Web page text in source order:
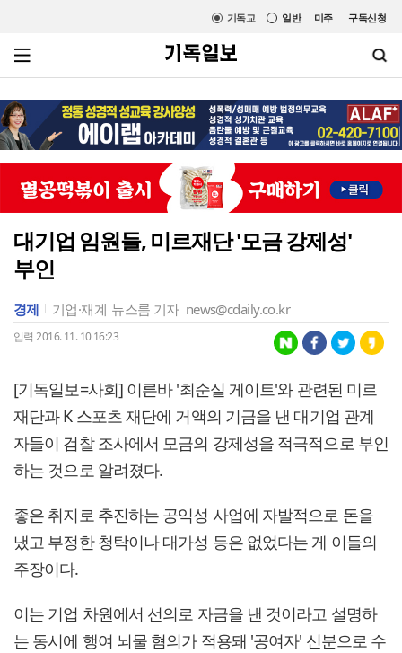
미주 구독신청
일반
기독교
대기업 임원들, 미르재단 '모금 강제성'
부인
경제 기업·재계 뉴스룸 기자 news@cdaily.co.kr
입력 2016. 11. 10 16:23
[기독일보=사회] 이른바 '최순실 게이트'와 관련된 미르
재단과 K 스포츠 재단에 거액의 기금을 낸 대기업 관계
자들이 검찰 조사에서 모금의 강제성을 적극적으로 부인
하는 것으로 알려졌다.
좋은 취지로 추진하는 공익성 사업에 자발적으로 돈을
냈고 부정한 청탁이나 대가성 등은 없었다는 게 이들의
주장이다.
이는 기업 차원에서 선의로 자금을 낸 것이라고 설명하
는 동시에 행여 뇌물 혐의가 적용돼 '공여자' 신분으로 수